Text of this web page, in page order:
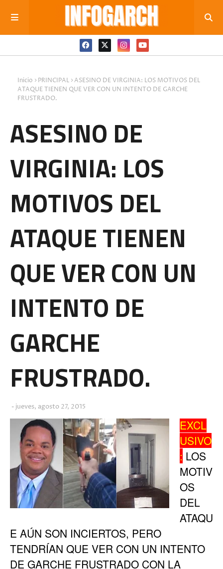
Inicio PRINCIPAL ASESINO DE VIRGINIA: LOS MOTIVOS DEL
ATAQUE TIENEN QUE VER CON UN INTENTO DE GARCHE
FRUSTRADO.
ASESINO DE
VIRGINIA: LOS
MOTIVOS DEL
ATAQUE TIENEN
QUE VER CON UN
INTENTO DE
GARCHE
FRUSTRADO.
jueves, agosto 27, 2015
EXCL
USIVO
: LOS
MOTIV
OS
DEL
ATAQU
E AÚN SON INCIERTOS, PERO
TENDRÍAN QUE VER CON UN INTENTO
DE GARCHE FRUSTRADO CON LA